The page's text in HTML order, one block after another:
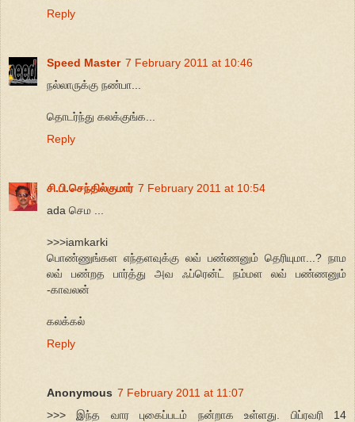
Reply
Speed Master 7 February 2011 at 10:46
நல்லாருக்கு நண்பா...
தொடர்ந்து கலக்குங்க...
Reply
சி.பி.செந்தில்குமார் 7 February 2011 at 10:54
ada செம ...
>>>iamkarki
பொண்ணுங்க‌ள‌ எந்த‌ள‌வுக்கு ல‌வ் ப‌ண்ண‌னும் தெரியுமா...? நாம‌
ல‌வ் ப‌ண்ற‌த‌ பார்த்து அவ‌ ஃப்ரென்ட் ந‌ம்ம‌ள‌ ல‌வ் ப‌ண்ண‌னும்
-காவ‌ல‌ன்
கலக்கல்
Reply
Anonymous 7 February 2011 at 11:07
>>> இந்த வார புகைப்படம் நன்றாக உள்ளது. பிப்ரவரி 14